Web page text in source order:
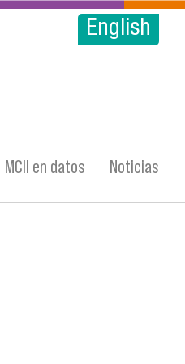
English
MCII en datos Noticias